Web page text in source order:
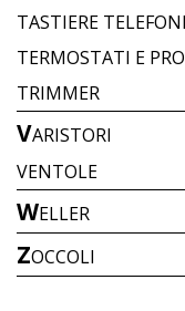
TASTIERE
TERMOSTATI E
TRIMMER
VARISTORI
VENTOLE
WELLER
ZOCCOLI